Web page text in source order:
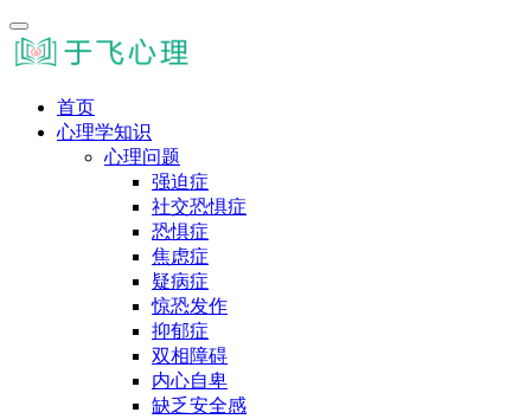
首页
心理学知识
心理问题
强迫症
社交恐惧症
恐惧症
焦虑症
疑病症
惊恐发作
抑郁症
双相障碍
内心自卑
缺乏安全感